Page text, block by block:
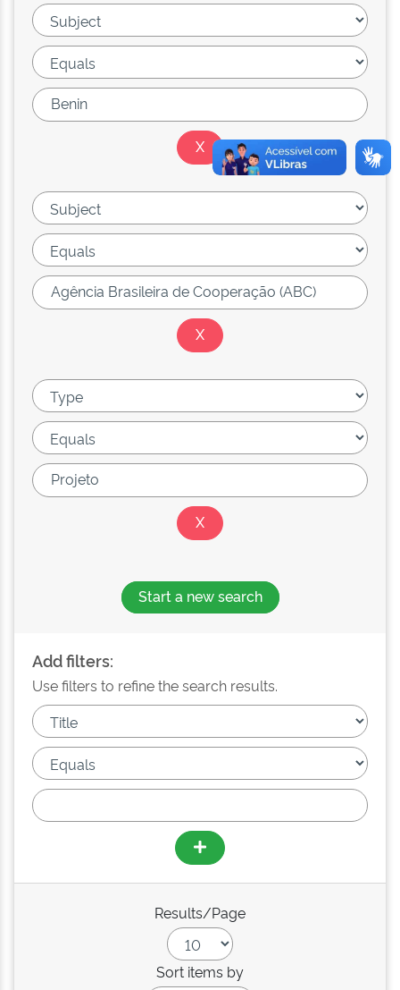
Start a new search
Add filters:
Use filters to refine the search results.
Results/Page
Sort items by